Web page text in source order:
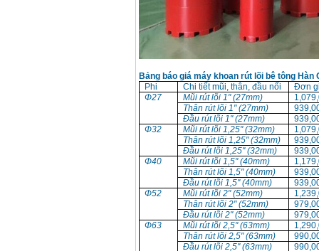
Bảng báo giá máy khoan rút lõi bê tông
Phi
Chi tiết mũi, thân, đầu nối
Đơn
Φ27
Mũi rút lõi 1" (27mm)
Thân rút lõi 1" (27mm)
Đầu rút lõi 1" (27mm)
Φ32
Mũi rút lõi 1,25" (32mm)
Thân rút lõi 1,25" (32mm)
Đầu rút lõi 1,25" (32mm)
Φ40
Mũi rút lõi 1,5" (40mm)
Thân rút lõi 1,5" (40mm)
Đầu rút lõi 1,5" (40mm)
Φ52
Mũi rút lõi 2" (52mm)
Thân rút lõi 2" (52mm)
Đầu rút lõi 2" (52mm)
Φ63
Mũi rút lõi 2,5" (63mm)
Thân rút lõi 2,5" (63mm)
Đầu rút lõi 2,5" (63mm)